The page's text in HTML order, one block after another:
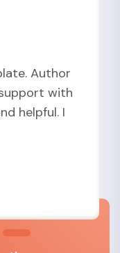
Author
with
helpful. I